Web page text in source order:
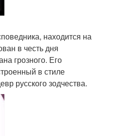
находится на
в честь дня
грозного. Его
в стиле
русского зодчества.